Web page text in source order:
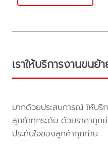
เราให้บริการงานขน
มากด้วยประสบการณ์ ให้บริ
ลูกค้าทุกระดับ ด้วยราคาถู
ประทับใจของลูกค้าทุกท่าน